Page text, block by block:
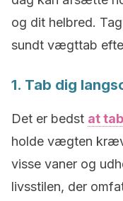
og dit helbred.
sundt vægttab
1. Tab dig
Det er bedst at
holde vægten
visse vaner og
livsstilen, der